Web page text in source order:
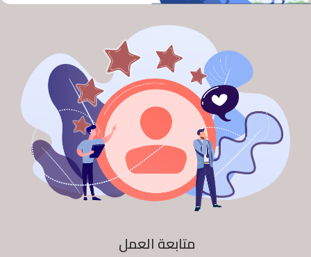
متابعة العمل